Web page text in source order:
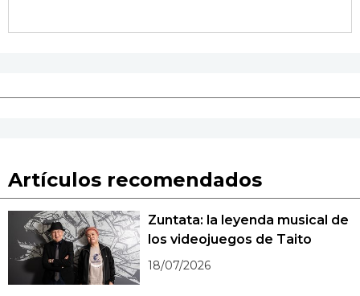
Artículos recomendados
Zuntata: la leyenda musical de
los videojuegos de Taito
18/07/2026